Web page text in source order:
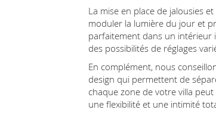
La mise en place de jalousies
moduler la lumière du jour et
parfaitement dans un
des possibilités de réglages
En complément, nous
design qui permettent de
chaque zone de votre villa
une flexibilité et une intimité